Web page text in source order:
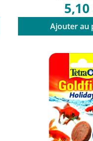
5,10
Ajouter au